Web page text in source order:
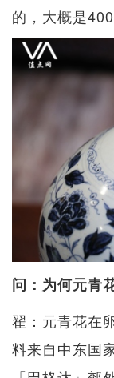
的，大概是
问：为何元青
翟：元青花在
料来自中东国